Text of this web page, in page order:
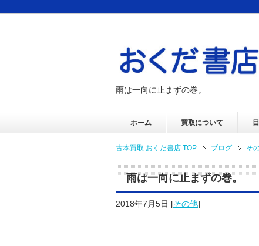
雨は一向に止まずの巻。
ホーム 買取について
古本買取 おくだ書店 TOP ブログ そ
雨は一向に止まずの巻。
2018年7月5日 [その他]